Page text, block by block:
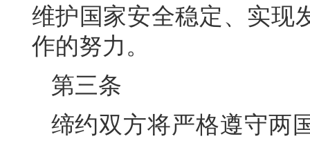
维护国家安全稳定、实现
作的努力。
第三条
缔约双方将严格遵守两